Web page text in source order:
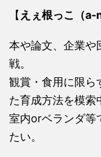
【 えぇ根っこ（a-
本や論文、企業や
戦。
観賞・食用に限ら
た育成方法を模索
室内orベランダ等
たい。